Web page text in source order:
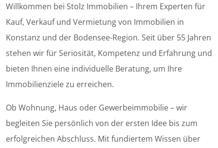
Willkommen bei Stolz Immobilien – Ihrem Experten für
Kauf, Verkauf und Vermietung von Immobilien in
Konstanz und der Bodensee-Region. Seit über 55 Jahren
stehen wir für Seriosität, Kompetenz und Erfahrung und
bieten Ihnen eine individuelle Beratung, um Ihre
Immobilienziele zu erreichen.
Ob Wohnung, Haus oder Gewerbeimmobilie – wir
begleiten Sie persönlich von der ersten Idee bis zum
erfolgreichen Abschluss. Mit fundiertem Wissen über